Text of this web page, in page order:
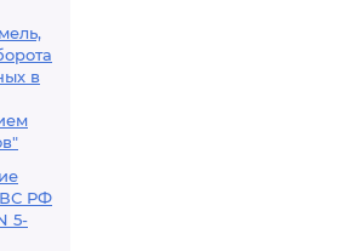
в
РФ
5-